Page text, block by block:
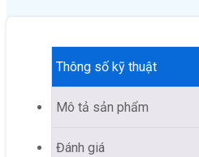
Thông số kỹ thuật
Mô tả sản phẩm
Đánh giá